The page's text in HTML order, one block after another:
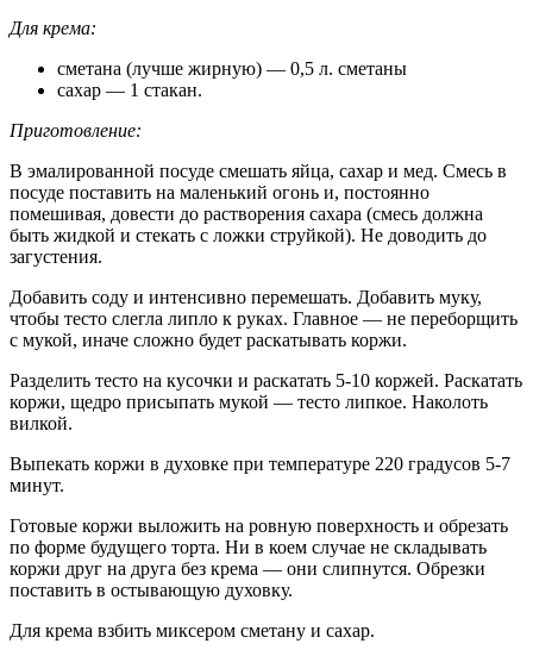
Для крема:
сметана (лучше жирную) — 0,5 л. сметаны
сахар — 1 стакан.
Приготовление:
В эмалированной посуде смешать яйца, сахар и мед. Смесь в
посуде поставить на маленький огонь и, постоянно
помешивая, довести до растворения сахара (смесь должна
быть жидкой и стекать с ложки струйкой). Не доводить до
загустения.
Добавить соду и интенсивно перемешать. Добавить муку,
чтобы тесто слегла липло к руках. Главное — не переборщить
с мукой, иначе сложно будет раскатывать коржи.
Разделить тесто на кусочки и раскатать 5-10 коржей. Раскатать
коржи, щедро присыпать мукой — тесто липкое. Наколоть
вилкой.
Выпекать коржи в духовке при температуре 220 градусов 5-7
минут.
Готовые коржи выложить на ровную поверхность и обрезать
по форме будущего торта. Ни в коем случае не складывать
коржи друг на друга без крема — они слипнутся. Обрезки
поставить в остывающую духовку.
Для крема взбить миксером сметану и сахар.